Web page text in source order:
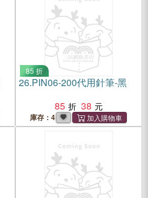
85 折
26.PIN06-200代用針筆-黑
85
38
庫存：4